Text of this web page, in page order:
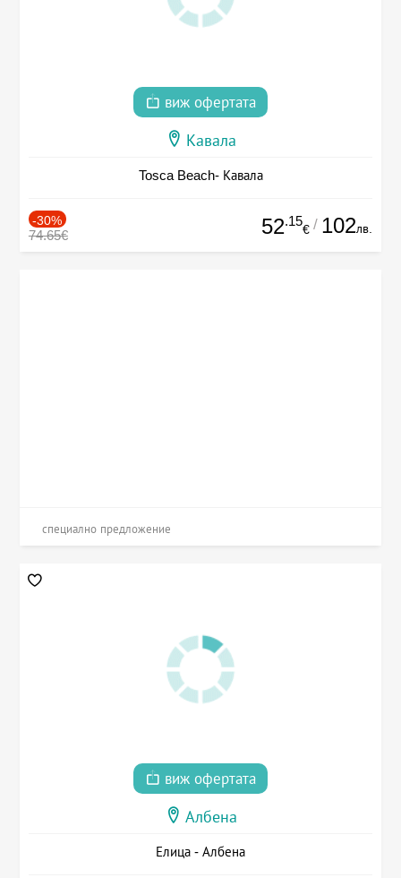
виж офертата
Кавала
Tosca Beach- Кавала
-30%
74.65€ 52.15
€ / 102лв.
специално предложение
виж офертата
Албена
Елица - Албена